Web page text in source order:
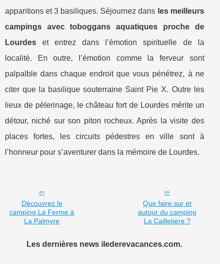
apparitions et 3 basiliques. Séjournez dans les meilleurs
campings avec toboggans aquatiques proche de
Lourdes et entrez dans l’émotion spirituelle de la
localité. En outre, l’émotion comme la ferveur sont
palpalble dans chaque endroit que vous pénétrez, à ne
citer que la basilique souterraine Saint Pie X. Outre les
lieux de pèlerinage, le château fort de Lourdes mérite un
détour, niché sur son piton rocheux. Après la visite des
places fortes, les circuits pédestres en ville sont à
l’honneur pour s’aventurer dans la mémoire de Lourdes.
Découvrez le
camping La Ferme à
La Palmyre
Que faire sur et
autour du camping
La Cailletière ?
Les dernières news ilederevacances.com.